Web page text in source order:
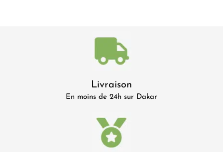
Livraison
En moins de 24h sur Dakar